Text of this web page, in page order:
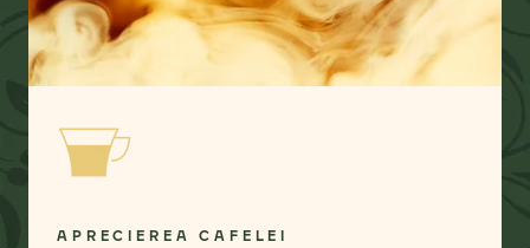
APRECIEREA CAFELEI